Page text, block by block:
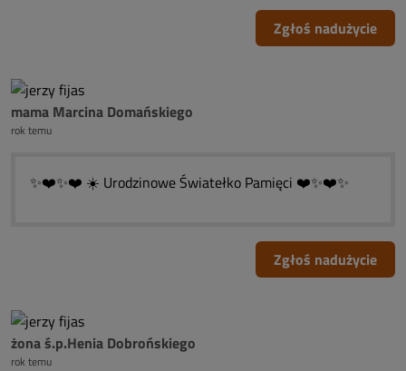
Zgłoś nadużycie
mama Marcina Domańskiego
rok temu
✨️❤️✨️❤️ ☀️ Urodzinowe Światełko Pamięci ❤️✨️❤️✨️
Zgłoś nadużycie
żona ś.p.Henia Dobrońskiego
rok temu